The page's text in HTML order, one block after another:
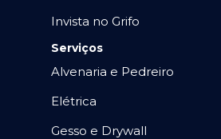
Invista no Grifo
Serviços
Alvenaria e Pedreiro
Elétrica
Gesso e Drywall